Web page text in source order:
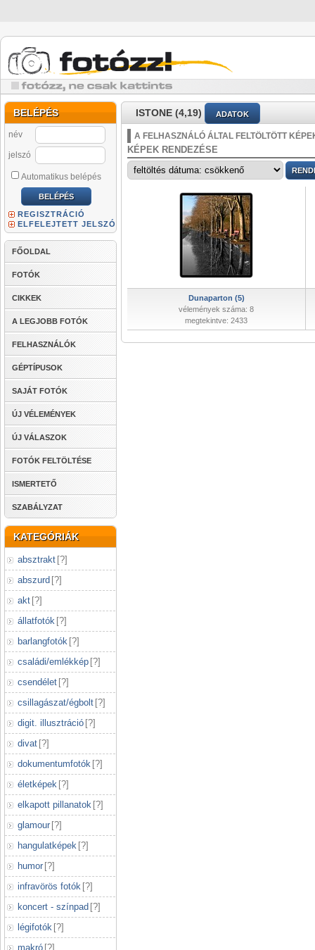
BELÉPÉS
név
jelszó
Automatikus belépés
REGISZTRÁCIÓ
ELFELEJTETT JELSZÓ
FŐOLDAL
FOTÓK
CIKKEK
A LEGJOBB FOTÓK
FELHASZNÁLÓK
GÉPTÍPUSOK
SAJÁT FOTÓK
ÚJ VÉLEMÉNYEK
ÚJ VÁLASZOK
FOTÓK FELTÖLTÉSE
ISMERTETŐ
SZABÁLYZAT
KATEGÓRIÁK
absztrakt [?]
abszurd [?]
akt [?]
állatfotók [?]
barlangfotók [?]
családi/emlékkép [?]
csendélet [?]
csillagászat/égbolt [?]
digit. illusztráció [?]
divat [?]
dokumentumfotók [?]
életképek [?]
elkapott pillanatok [?]
glamour [?]
hangulatképek [?]
humor [?]
infravörös fotók [?]
koncert - színpad [?]
légifotók [?]
makró [?]
ISTONE (4,19) ADATOK
A FELHASZNÁLÓ ÁLTAL FELTÖLTÖTT
KÉPEK RENDEZÉSE
Dunaparton (5)
vélemények száma: 8
megtekintve: 2433